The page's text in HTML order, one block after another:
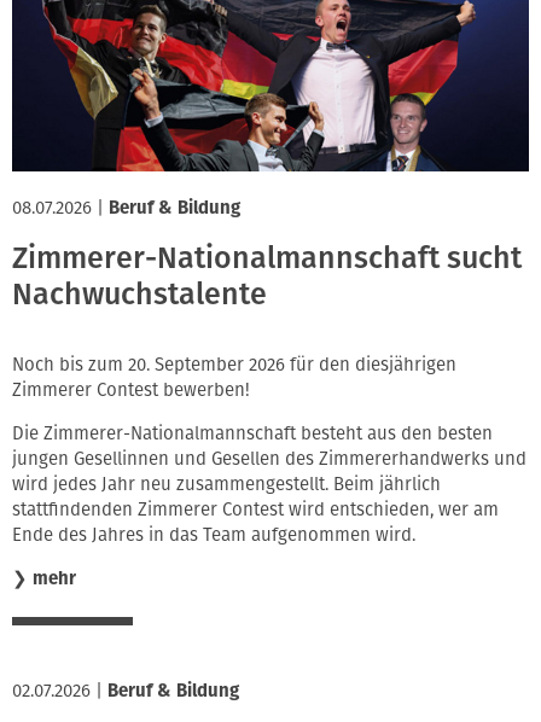
08.07.2026 Beruf & Bildung
Zimmerer-Nationalmannschaft sucht
Nachwuchstalente
Noch bis zum 20. September 2026 für den diesjährigen
Zimmerer Contest bewerben!
Die Zimmerer-Nationalmannschaft besteht aus den besten
jungen Gesellinnen und Gesellen des Zimmererhandwerks und
wird jedes Jahr neu zusammengestellt. Beim jährlich
stattfindenden Zimmerer Contest wird entschieden, wer am
Ende des Jahres in das Team aufgenommen wird.
❯ mehr
02.07.2026 Beruf & Bildung